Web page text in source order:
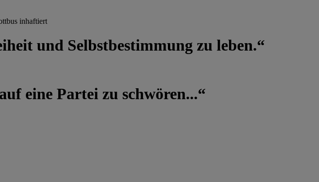
inhaftiert
und Selbstbestimmung zu leben.“
eine Partei zu schwören...“